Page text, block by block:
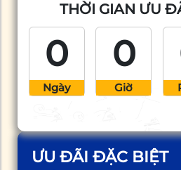
ƯU ĐÃI ĐẶC BIỆT
THỜI GIAN ƯU
0
Ngày
0
Giờ